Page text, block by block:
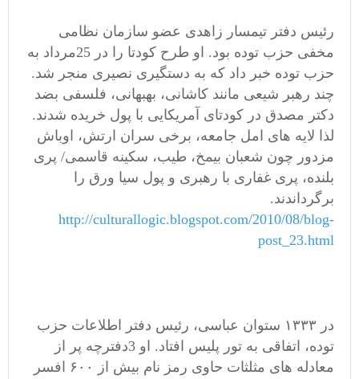
رئیس دفتر تیمسار زاهدی عضو سازمان نظامی
مخفی حزب توده بود. او طرح کودتا را در 25مرداد به
حزب توده خبر داد که به دستگیری نصیری منجر شد.
چند رهبر شیعی مانند کاشانی، بهبهانی، فلسفی بضد
دکتر مصدق در کودتای آمریکایی با پول خریده شدند.
لذا لایه های امل جامعه، برخی سران ارتش، اوباش
مزدور چون شعبان بیمخ، طیب، سکینه قاسمی/ پری
بلنده، پری غفاری با رهبری و پول سیا ورق را
برگرداندند.
http://culturallogic.blogspot.com/2010/08/blog-
post_23.html
در ۱۳۳۳ ستوان عباسی، رئیس دفتر اطلاعات حزب
توده، اتفاقی به تور پلیس افتاد. او 3دفترچه پر از
معادله های مثلثات حاوی رمز‌ نام بیش از ۶۰۰ افسر